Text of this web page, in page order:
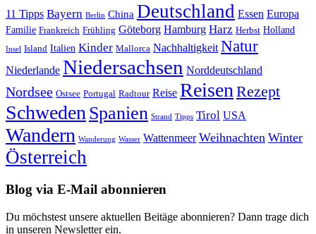
11 Tipps Bayern Berlin China Deutschland Essen Europa
Familie Frankreich Frühling Göteborg Hamburg Harz Herbst Holland
Insel Island Italien Kinder Mallorca Nachhaltigkeit Natur
Niederlande Niedersachsen Norddeutschland
Nordsee Ostsee Portugal Radtour Reise ReisenRezept
SchwedenSpanien Strand Tipps Tirol USA
Wandern Wanderung Wasser Wattenmeer Weihnachten Winter
Österreich
Blog via E-Mail abonnieren
Du möchstest unsere aktuellen Beitäge abonnieren? Dann trage dich
in unseren Newsletter ein.